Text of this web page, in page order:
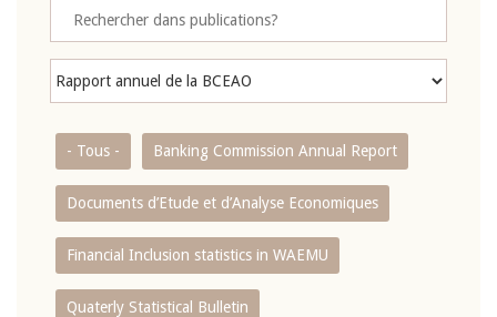
- Tous - Banking Commission Annual Report
Documents d’Etude et d’Analyse Economiques
Financial Inclusion statistics in WAEMU
Quaterly Statistical Bulletin